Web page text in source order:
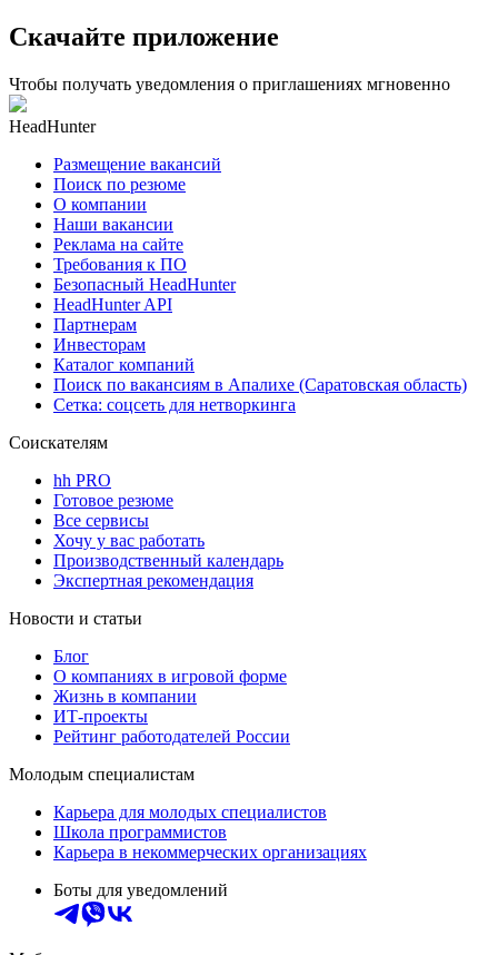
Скачайте приложение
Чтобы получать уведомления о приглашениях мгновенно
HeadHunter
Размещение вакансий
Поиск по резюме
О компании
Наши вакансии
Реклама на сайте
Требования к ПО
Безопасный HeadHunter
HeadHunter API
Партнерам
Инвесторам
Каталог компаний
Поиск по вакансиям в Апалихе (Саратовская область)
Сетка: соцсеть для нетворкинга
Соискателям
hh PRO
Готовое резюме
Все сервисы
Хочу у вас работать
Производственный календарь
Экспертная рекомендация
Новости и статьи
Блог
О компаниях в игровой форме
Жизнь в компании
ИТ-проекты
Рейтинг работодателей России
Молодым специалистам
Карьера для молодых специалистов
Школа программистов
Карьера в некоммерческих организациях
Боты для уведомлений